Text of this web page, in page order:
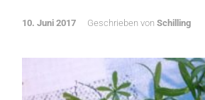
10. Juni 2017 Geschrieben von Schilling